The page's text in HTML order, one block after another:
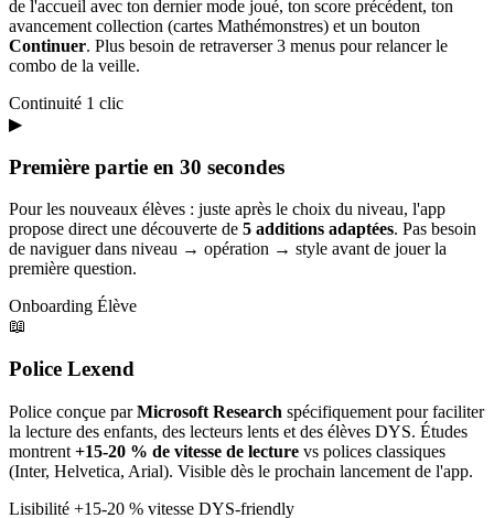
de l'accueil avec ton dernier mode joué, ton score précédent, ton
avancement collection (cartes Mathémonstres) et un bouton
Continuer. Plus besoin de retraverser 3 menus pour relancer le
combo de la veille.
Continuité 1 clic
▶
Première partie en 30 secondes
Pour les nouveaux élèves : juste après le choix du niveau, l'app
propose direct une découverte de 5 additions adaptées. Pas besoin
de naviguer dans niveau → opération → style avant de jouer la
première question.
Onboarding Élève
📖
Police Lexend
Police conçue parMicrosoft Research spécifiquement pour faciliter
la lecture des enfants, des lecteurs lents et des élèves DYS. Études
montrent +15-20 % de vitesse de lecture vs polices classiques
(Inter, Helvetica, Arial). Visible dès le prochain lancement de l'app.
Lisibilité +15-20 % vitesse DYS-friendly